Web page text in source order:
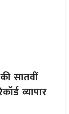
सातवीं
व्यापार